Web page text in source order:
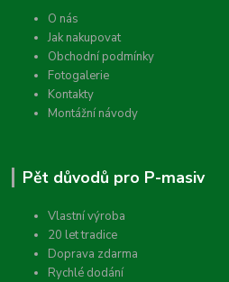
O nás
Jak nakupovat
Obchodní podmínky
Fotogalerie
Kontakty
Montážní návody
Pět důvodů pro P-masiv
Vlastní výroba
20 let tradice
Doprava zdarma
Rychlé dodání